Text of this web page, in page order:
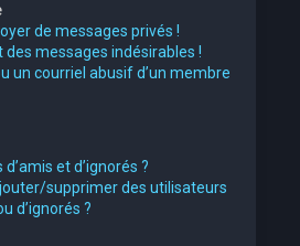
de messages privés !
messages indésirables !
un courriel abusif d’un membre
et d’ignorés ?
supprimer des utilisateurs
d’ignorés ?